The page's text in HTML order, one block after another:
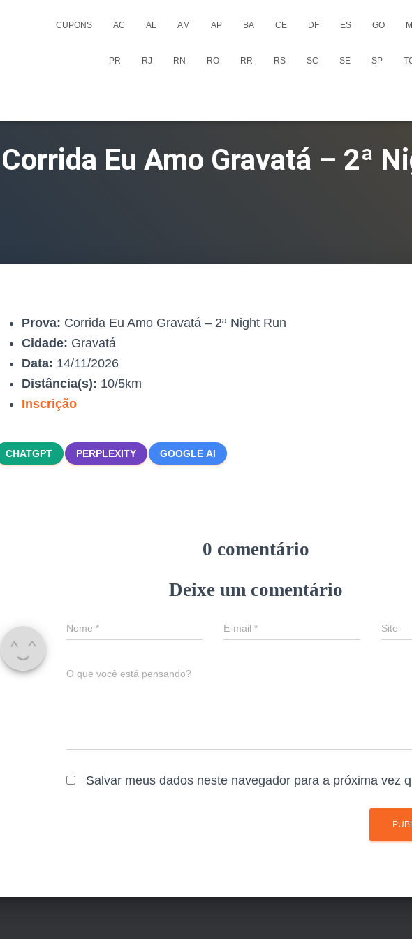
CUPONS AC AL AM AP BA CE DF ES GO
PR RJ RN RO RR RS SC SE SP
Corrida Eu Amo Gravatá – 2ª
Prova: Corrida Eu Amo Gravatá – 2ª Night Run
Cidade: Gravatá
Data: 14/11/2026
Distância(s): 10/5km
Inscrição
CHATGPT PERPLEXITY GOOGLE AI
0 comentário
Deixe um comentário
Nome * E-mail* Site
O que você está pensando?
Salvar meus dados neste navegador para a próxima vez